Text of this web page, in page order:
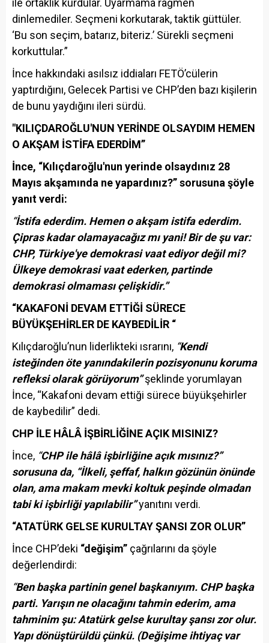
ile ortaklık kurdular. Uyarmama rağmen
dinlemediler. Seçmeni korkutarak, taktik güttüler.
‘Bu son seçim, batarız, biteriz.’ Sürekli seçmeni
korkuttular.”
İnce hakkındaki asılsız iddiaları FETÖ’cülerin
yaptırdığını, Gelecek Partisi ve CHP’den bazı kişilerin
de bunu yaydığını ileri sürdü.
"KILIÇDAROĞLU'NUN YERİNDE OLSAYDIM HEMEN
O AKŞAM İSTİFA EDERDİM”
İnce, “Kılıçdaroğlu'nun yerinde olsaydınız 28
Mayıs akşamında ne yapardınız?” sorusuna şöyle
yanıt verdi:
“İstifa ederdim. Hemen o akşam istifa ederdim.
Çipras kadar olamayacağız mı yani! Bir de şu var:
CHP, Türkiye'ye demokrasi vaat ediyor değil mi?
Ülkeye demokrasi vaat ederken, partinde
demokrasi olmaması çelişkidir.”
“KAKAFONİ DEVAM ETTİĞİ SÜRECE
BÜYÜKŞEHİRLER DE KAYBEDİLİR “
Kılıçdaroğlu’nun liderlikteki ısrarını, “Kendi
isteğinden öte yanındakilerin pozisyonunu koruma
refleksi olarak görüyorum”şeklinde yorumlayan
İnce, “Kakafoni devam ettiği sürece büyükşehirler
de kaybedilir” dedi.
CHP İLE HÂLÂ İŞBİRLİĞİNE AÇIK MISINIZ?
İnce, “CHP ile hâlâ işbirliğine açık mısınız?”
sorusuna da, “İlkeli, şeffaf, halkın gözünün önünde
olan, ama makam mevki koltuk peşinde olmadan
tabi ki işbirliği yapılabilir”yanıtını verdi.
“ATATÜRK GELSE KURULTAY ŞANSI ZOR OLUR”
İnce CHP’deki “değişim” çağrılarını da şöyle
değerlendirdi:
“Ben başka partinin genel başkanıyım. CHP başka
parti. Yarışın ne olacağını tahmin ederim, ama
tahminim şu: Atatürk gelse kurultay şansı zor olur.
Yapı dönüştürüldü çünkü. (Değişime ihtiyaç var